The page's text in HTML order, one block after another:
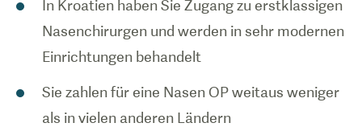
In Kroatien haben Sie Zugang zu erstklassigen
Nasenchirurgen und werden in sehr modernen
Einrichtungen behandelt
Sie zahlen für eine Nasen OP weitaus weniger
als in vielen anderen Ländern